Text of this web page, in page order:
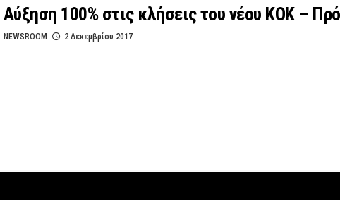
Αύξηση 100% στις κλήσεις του νέου ΚΟΚ –
NEWSROOM 2 Δεκεμβρίου 2017